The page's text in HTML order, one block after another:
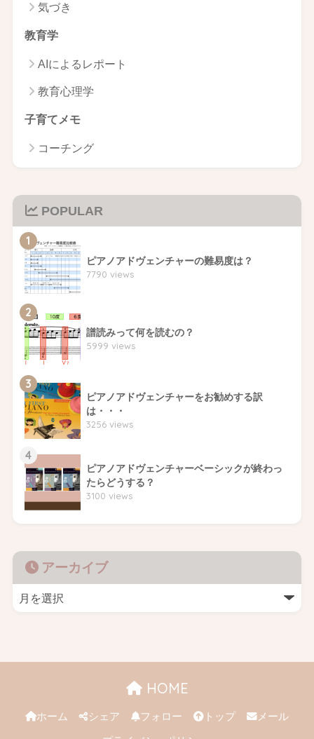
気づき
教育学
AIによるレポート
教育心理学
子育てメモ
コーチング
POPULAR
1
ピアノアドヴェンチャーの難易度は？
7790 views
2
譜読みって何を読むの？
5999 views
3
ピアノアドヴェンチャーをお勧めする訳
は・・・
3256 views
4
ピアノアドヴェンチャーベーシックが終わっ
たらどうする？
3100 views
アーカイブ
HOME
ホーム シェア フォロー トップ メール